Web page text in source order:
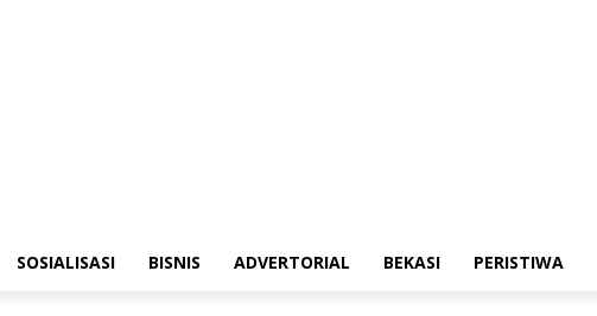
SOSIALISASI BISNIS ADVERTORIAL BEKASI PERISTIWA